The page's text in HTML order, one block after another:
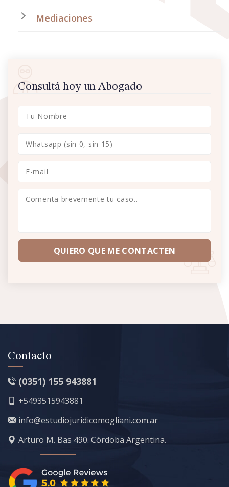
Mediaciones
Consultá hoy un Abogado
QUIERO QUE ME CONTACTEN
Contacto
(0351) 155 943881
+5493515943881
info@estudiojuridicomogliani.com.ar
Arturo M. Bas 490. Córdoba Argentina.